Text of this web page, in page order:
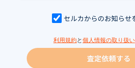
セルカからのお知らせ
利用規約と 個人情報の取り扱い
査定依頼する